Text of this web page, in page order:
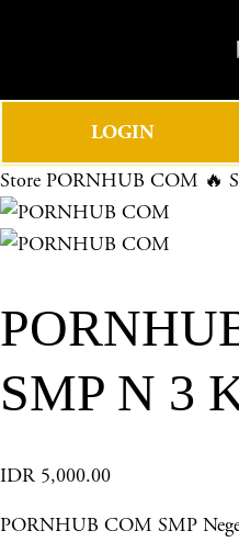
e
e
n
u
LOGIN
Store PORNHUB COM 🔥
SMP N 3
IDR 5,000.00
PORNHUB COM SMP